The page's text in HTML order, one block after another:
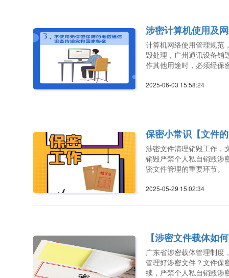
涉密计算机使用及
计算机网络使用管理规范
毁处理，广州通讯设备销
作其他用途时，必须经保
2025-06-03 15:58:24
保密小常识【文件
涉密文件清理销毁工作，
销毁严禁个人私自销毁涉
密文件管理的重要环节​。
2025-05-29 15:02:34
【涉密文件载体如
广东省涉密载体管理制度
管理好涉密文件？文件保
续，严禁个人私自销毁涉